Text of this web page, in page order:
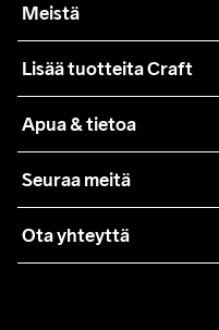
Meistä
Lisää tuotteita Craft
Yhteistyöt
Lehdistö
Apua & tietoa
Käyttöehdot
Asiakaspalvelu
Seuraa meitä
Ota yhteyttä